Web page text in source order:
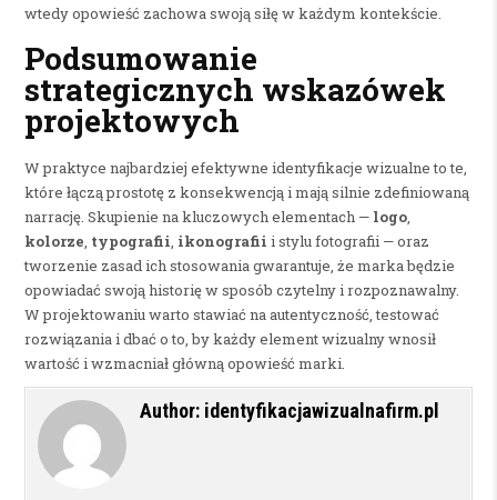
wtedy opowieść zachowa swoją siłę w każdym kontekście.
Podsumowanie
strategicznych wskazówek
projektowych
W praktyce najbardziej efektywne identyfikacje wizualne to te,
które łączą prostotę z konsekwencją i mają silnie zdefiniowaną
narrację. Skupienie na kluczowych elementach — logo,
kolorze, typografii, ikonografii i stylu fotografii — oraz
tworzenie zasad ich stosowania gwarantuje, że marka będzie
opowiadać swoją historię w sposób czytelny i rozpoznawalny.
W projektowaniu warto stawiać na autentyczność, testować
rozwiązania i dbać o to, by każdy element wizualny wnosił
wartość i wzmacniał główną opowieść marki.
Author: identyfikacjawizualnafirm.pl